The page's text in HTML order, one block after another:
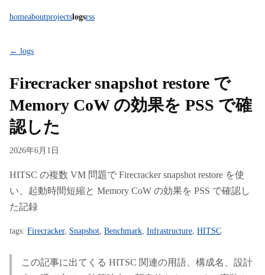
homeaboutprojectslogsrss
← logs
Firecracker snapshot restore で
Memory CoW の効果を PSS で確
認した
2026年6月1日
HITSC の複数 VM 問題で Firecracker snapshot restore を使
い、起動時間短縮と Memory CoW の効果を PSS で確認し
た記録
tags: Firecracker, Snapshot Benchmark Infrastructure HITSC
この記事に出てくる HITSC 関連の用語、構成名、設計